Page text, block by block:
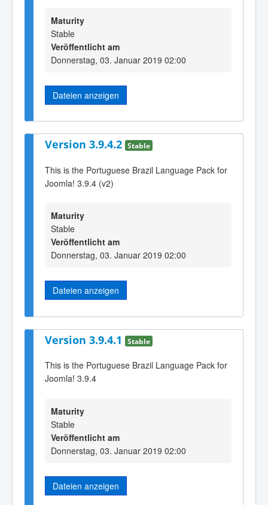
Maturity
Stable
Veröffentlicht am
Donnerstag, 03. Januar 2019 02:00
Dateien anzeigen
Version 3.9.4.2 Stable
This is the Portuguese Brazil Language Pack for
Joomla! 3.9.4 (v2)
Maturity
Stable
Veröffentlicht am
Donnerstag, 03. Januar 2019 02:00
Dateien anzeigen
Version 3.9.4.1 Stable
This is the Portuguese Brazil Language Pack for
Joomla! 3.9.4
Maturity
Stable
Veröffentlicht am
Donnerstag, 03. Januar 2019 02:00
Dateien anzeigen